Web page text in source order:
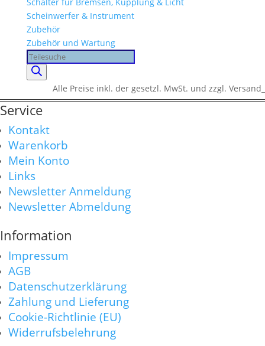
Scheinwerfer & Instrument
Zubehör
Zubehör und Wartung
Products
search
Alle Preise inkl. der gesetzl. MwSt. und zzgl. Versand_
Service
Kontakt
Warenkorb
Mein Konto
Links
Newsletter Anmeldung
Newsletter Abmeldung
Information
Impressum
AGB
Datenschutzerklärung
Zahlung und Lieferung
Cookie-Richtlinie (EU)
Widerrufsbelehrung